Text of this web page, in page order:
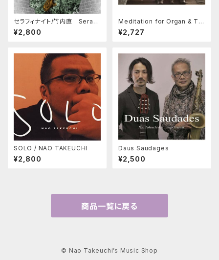
セラフィナイト/竹内直 Serap
hinite/NaoTakeuchi Live
at Motion Blue Yokohama
¥2,800
Meditation for Organ & Te
nor Saxophone
¥2,727
SOLO / NAO TAKEUCHI
¥2,800
Daus Saudages
¥2,500
商品一覧に戻る
© Nao Takeuchi’s Music Shop